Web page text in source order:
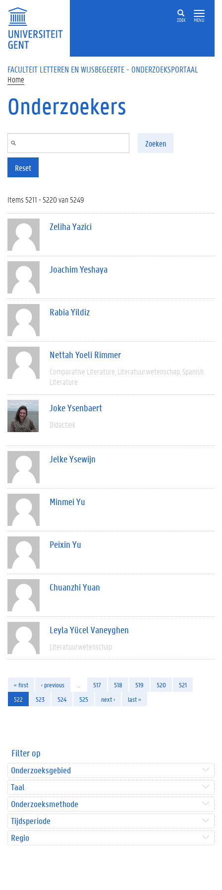
Overslaan en naar de inhoud gaan
ZOEK MENU
FACULTEIT LETTEREN EN WIJSBEGEERTE - ONDERZOEKSPORTAAL
Home
Onderzoekers
Zoeken
Reset
Items 5211 - 5220 van 5249
Zeliha Yazici
Joachim Yeshaya
Rabia Yildiz
Nettah Yoeli Rimmer
Comparative Literature Literatuurwetenschap Spanish
Literature
Joke Ysenbaert
Didactiek
Jelke Ysewijn
Minmei Yu
Peixin Yu
Chuanzhi Yuan
Leyla Yücel Vaneyghen
Literatuurwetenschap
« first ‹ previous 517 518 519 520
521
522
523 524 525 next › last »
Filter op
Onderzoeksgebied
Taal
Onderzoeksmethode
Tijdsperiode
Regio